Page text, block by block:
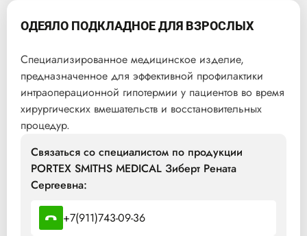
ОДЕЯЛО ПОДКЛАДНОЕ ДЛЯ ВЗРОСЛЫХ
Специализированное медицинское изделие,
предназначенное для эффективной профилактики
интраоперационной гипотермии у пациентов во время
хирургических вмешательств и восстановительных
процедур.
Связаться со специалистом по продукции
PORTEX SMITHS MEDICAL Зиберт Рената
Сергеевна:
+7(911)743-09-36